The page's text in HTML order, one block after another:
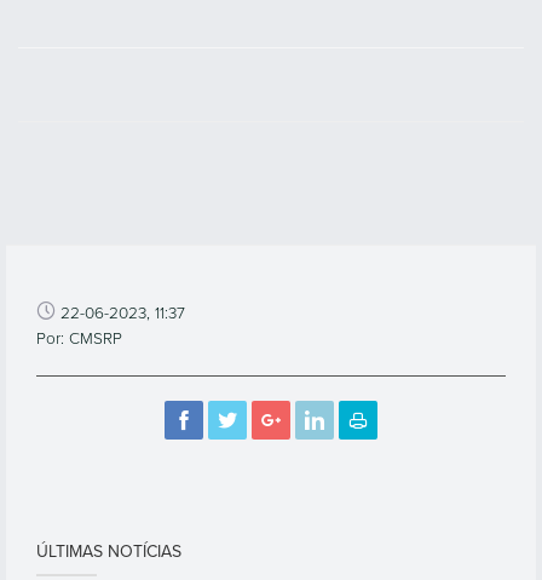
22-06-2023, 11:37
Por: CMSRP
ÚLTIMAS NOTÍCIAS